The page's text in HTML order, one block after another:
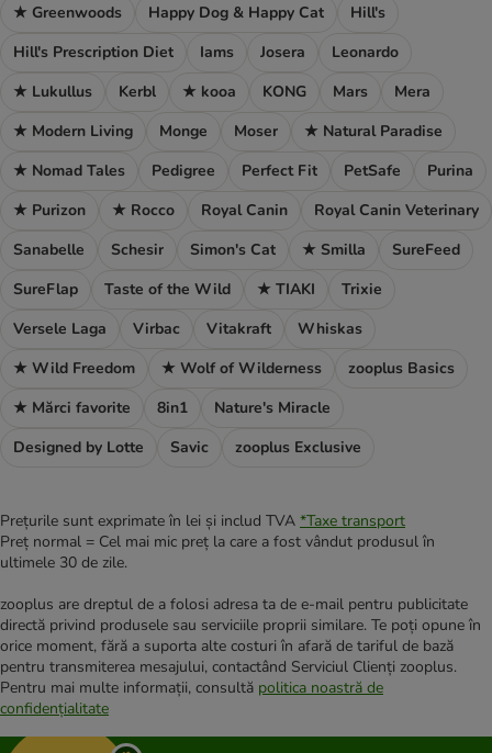
★ Greenwoods
Happy Dog & Happy Cat
Hill's
Hill's Prescription Diet
Iams Josera
Leonardo
★ Lukullus
Kerbl ★ kooa KONG Mars
Mera
★ Modern Living
Monge Moser
★ Natural Paradise
★ Nomad Tales
Pedigree Perfect Fit PetSafe
Purina
★ Purizon
★ Rocco Royal Canin
Royal Canin Veterinary
Sanabelle
Schesir Simon's Cat ★ Smilla
SureFeed
SureFlap
Taste of the Wild ★ TIAKI
Trixie
Versele Laga
Virbac Vitakraft
Whiskas
★ Wild Freedom
★ Wolf of Wilderness
zooplus Basics
★ Mărci favorite
8in1
Nature's Miracle
Designed by Lotte
Savic zooplus Exclusive
Prețurile sunt exprimate în lei și includ TVA *Taxe transport
Preț normal = Cel mai mic preț la care a fost vândut produsul în
ultimele 30 de zile.
zooplus are dreptul de a folosi adresa ta de e-mail pentru publicitate
directă privind produsele sau serviciile proprii similare. Te poți opune în
orice moment, fără a suporta alte costuri în afară de tariful de bază
pentru transmiterea mesajului, contactând Serviciul Clienți zooplus.
Pentru mai multe informații, consultă politica noastră de
confidențialitate